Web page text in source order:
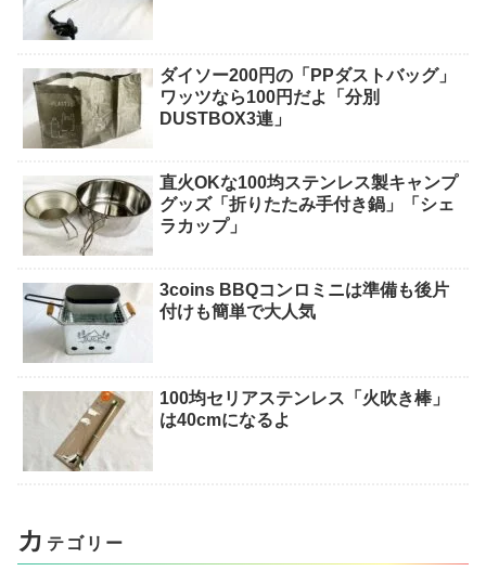
ダイソー200円の「PPダストバッグ」
ワッツなら100円だよ「分別
DUSTBOX3連」
直火OKな100均ステンレス製キャンプ
グッズ「折りたたみ手付き鍋」「シェ
ラカップ」
3coins BBQコンロミニは準備も後片
付けも簡単で大人気
100均セリアステンレス「火吹き棒」
は40cmになるよ
カ テゴリー